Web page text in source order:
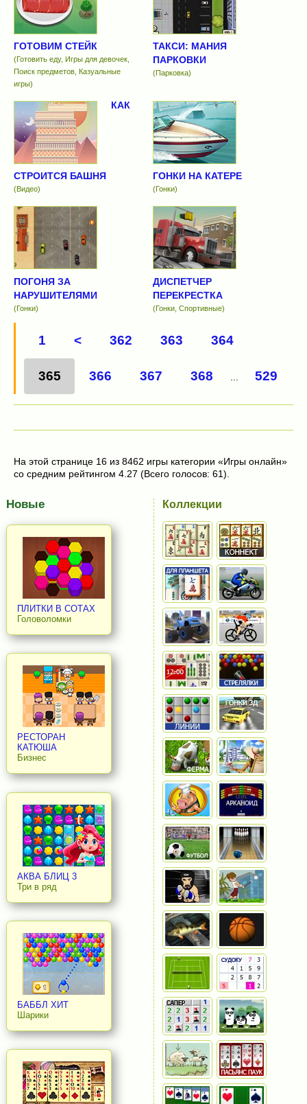
ГОТОВИМ СТЕЙК
(Готовить еду, Игры для девочек,
Поиск предметов, Казуальные
игры)
ТАКСИ: МАНИЯ
ПАРКОВКИ
(Парковка)
КАК
СТРОИТСЯ БАШНЯ
(Видео)
ГОНКИ НА КАТЕРЕ
(Гонки)
ПОГОНЯ ЗА
НАРУШИТЕЛЯМИ
(Гонки)
ДИСПЕТЧЕР
ПЕРЕКРЕСТКА
(Гонки, Спортивные)
1 < 362 363 364
365 366 367 368 529
На этой странице 16 из 8462 игры категории «Игры онлайн»
со средним рейтингом 4.27 (Всего голосов: 61).
Новые
ПЛИТКИ В СОТАХ
Головоломки
РЕСТОРАН
КАТЮША
Бизнес
АКВА БЛИЦ 3
Три в ряд
БАББЛ ХИТ
Шарики
Коллекции